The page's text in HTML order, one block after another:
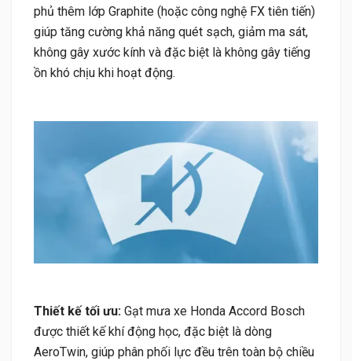
phủ thêm lớp Graphite (hoặc công nghệ FX tiên tiến)
giúp tăng cường khả năng quét sạch, giảm ma sát,
không gây xước kính và đặc biệt là không gây tiếng
ồn khó chịu khi hoạt động.
Thiết kế tối ưu: Gạt mưa xe Honda Accord Bosch
được thiết kế khí động học, đặc biệt là dòng
AeroTwin, giúp phân phối lực đều trên toàn bộ chiều